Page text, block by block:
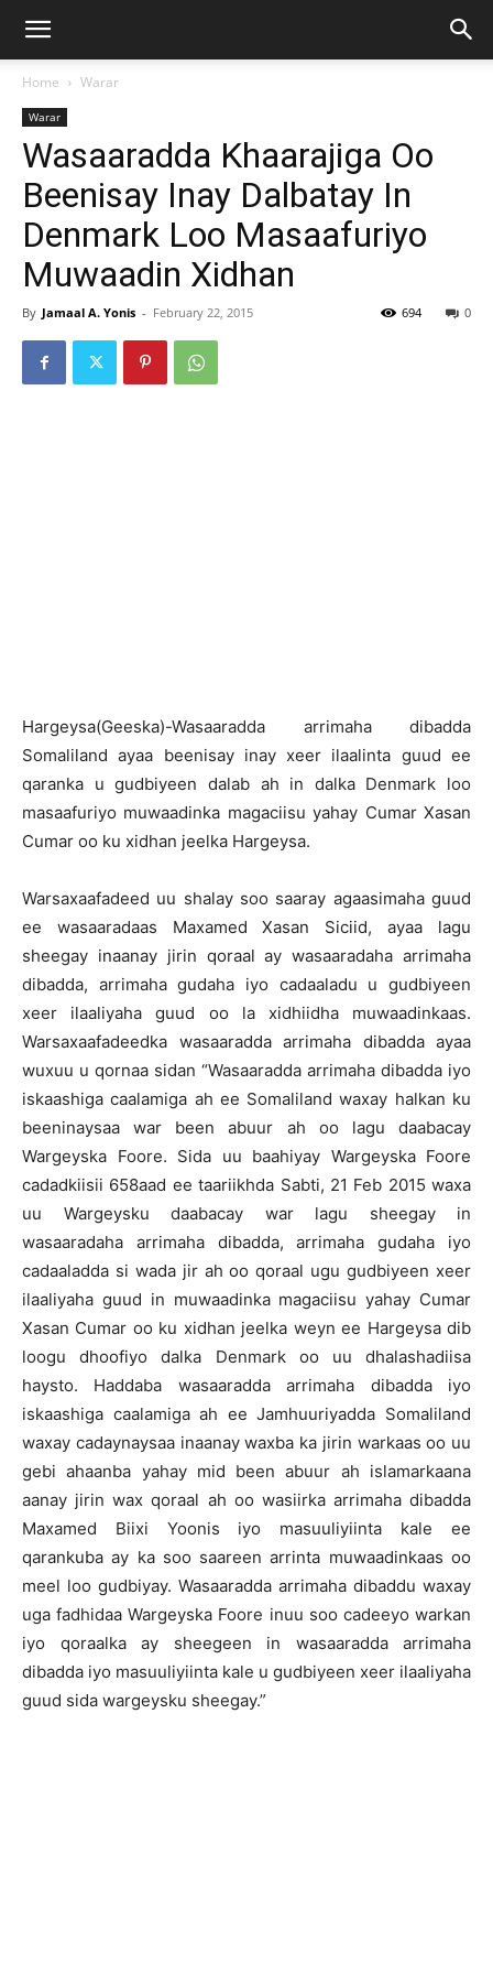
Home Warar
Warar
Wasaaradda Khaarajiga Oo
Beenisay Inay Dalbatay In
Denmark Loo Masaafuriyo
Muwaadin Xidhan
By Jamaal A. Yonis - February 22, 2015 0
694
Hargeysa(Geeska)-Wasaaradda arrimaha dibadda
Somaliland ayaa beenisay inay xeer ilaalinta guud ee
qaranka u gudbiyeen dalab ah in dalka Denmark loo
masaafuriyo muwaadinka magaciisu yahay Cumar Xasan
Cumar oo ku xidhan jeelka Hargeysa.
Warsaxaafadeed uu shalay soo saaray agaasimaha guud
ee wasaaradaas Maxamed Xasan Siciid, ayaa lagu
sheegay inaanay jirin qoraal ay wasaaradaha arrimaha
dibadda, arrimaha gudaha iyo cadaaladu u gudbiyeen
xeer ilaaliyaha guud oo la xidhiidha muwaadinkaas.
Warsaxaafadeedka wasaaradda arrimaha dibadda ayaa
wuxuu u qornaa sidan “Wasaaradda arrimaha dibadda iyo
iskaashiga caalamiga ah ee Somaliland waxay halkan ku
beeninaysaa war been abuur ah oo lagu daabacay
Wargeyska Foore. Sida uu baahiyay Wargeyska Foore
cadadkiisii 658aad ee taariikhda Sabti, 21 Feb 2015 waxa
uu Wargeysku daabacay war lagu sheegay in
wasaaradaha arrimaha dibadda, arrimaha gudaha iyo
cadaaladda si wada jir ah oo qoraal ugu gudbiyeen xeer
ilaaliyaha guud in muwaadinka magaciisu yahay Cumar
Xasan Cumar oo ku xidhan jeelka weyn ee Hargeysa dib
loogu dhoofiyo dalka Denmark oo uu dhalashadiisa
haysto. Haddaba wasaaradda arrimaha dibadda iyo
iskaashiga caalamiga ah ee Jamhuuriyadda Somaliland
waxay cadaynaysaa inaanay waxba ka jirin warkaas oo uu
gebi ahaanba yahay mid been abuur ah islamarkaana
aanay jirin wax qoraal ah oo wasiirka arrimaha dibadda
Maxamed Biixi Yoonis iyo masuuliyiinta kale ee
qarankuba ay ka soo saareen arrinta muwaadinkaas oo
meel loo gudbiyay. Wasaaradda arrimaha dibaddu waxay
uga fadhidaa Wargeyska Foore inuu soo cadeeyo warkan
iyo qoraalka ay sheegeen in wasaaradda arrimaha
dibadda iyo masuuliyiinta kale u gudbiyeen xeer ilaaliyaha
guud sida wargeysku sheegay.”